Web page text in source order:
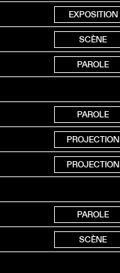
EXPOSITION
SCÈNE
PAROLE
PAROLE
PROJECTION
PROJECTION
PAROLE
SCÈNE